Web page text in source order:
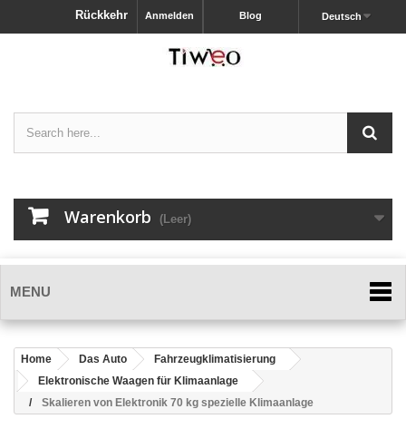
Deutsch
Blog
Anmelden
Rückkehr
Warenkorb (Leer)
MENU
Home Das Auto
Fahrzeugklimatisierung
Elektronische Waagen für Klimaanlage
Skalieren von Elektronik 70 kg spezielle Klimaanlage